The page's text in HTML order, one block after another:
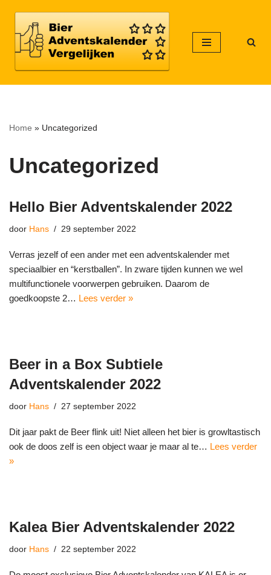
Meteen
naar
Home » Uncategorized
Uncategorized
Hello Bier Adventskalender 2022
door Hans 29 september 2022
Verras jezelf of een ander met een adventskalender met
speciaalbier en “kerstballen”. In zware tijden kunnen we wel
multifunctionele voorwerpen gebruiken. Daarom de
goedkoopste 2… Lees verder »
Beer in a Box Subtiele
Adventskalender 2022
door Hans 27 september 2022
Dit jaar pakt de Beer flink uit! Niet alleen het bier is growltastisch
ook de doos zelf is een object waar je maar al te… Lees verder
»
Kalea Bier Adventskalender 2022
door Hans 22 september 2022